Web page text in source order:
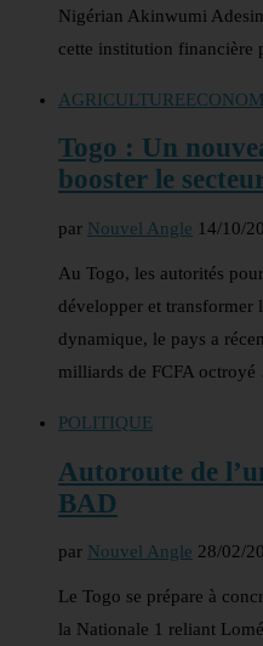
Nigérian Akinwumi
cette institution financière
AGRICULTURE
Togo : Un
booster le
par Nouvel Angle 14/10/
Au Togo, les autorités
développer et transformer
dynamique, le pays a
milliards de FCFA
POLITIQUE
Autoroute de
BAD
par Nouvel Angle 28/02/
Le Togo se prépare à
la Nationale 1 reliant